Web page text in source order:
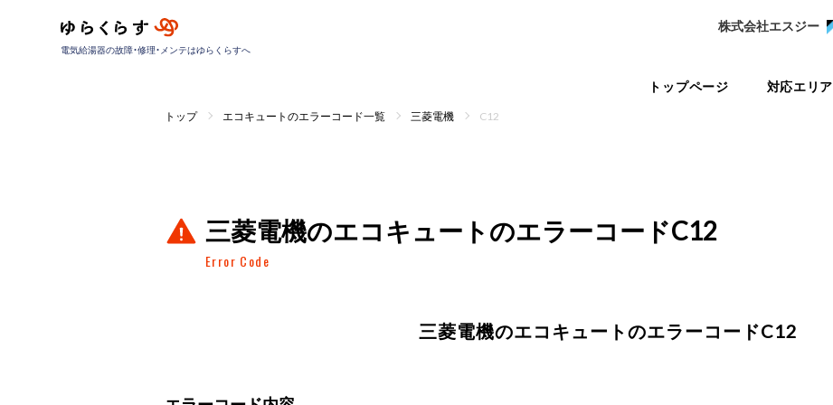
電気給湯器の故障・修理・メンテはゆらくらすへ
株式会社エスジー
トップページ 対応エリア
トップ エコキュートのエラーコード一覧 三菱電機 C12
三菱電機のエコキュートのエラーコードC12
Error Code
三菱電機のエコキュートのエラーコードC12